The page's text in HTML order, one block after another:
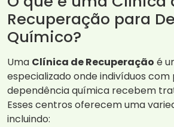
Recuperação para
Químico?
Uma Clínica de Recuperação é
especializado onde indivíduos
dependência química recebem
Esses centros oferecem uma
incluindo: